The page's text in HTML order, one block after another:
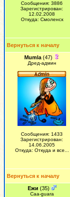
Сообщения: 3886
Зарегистрирован:
12.02.2008
Откуда: Смоленск
Вернуться к началу
Mumla (47)
Дред-админ
Сообщения: 1433
Зарегистрирован:
14.06.2005
Откуда: Откуда и все...
Вернуться к началу
Ежи (35)
Сaa-guara